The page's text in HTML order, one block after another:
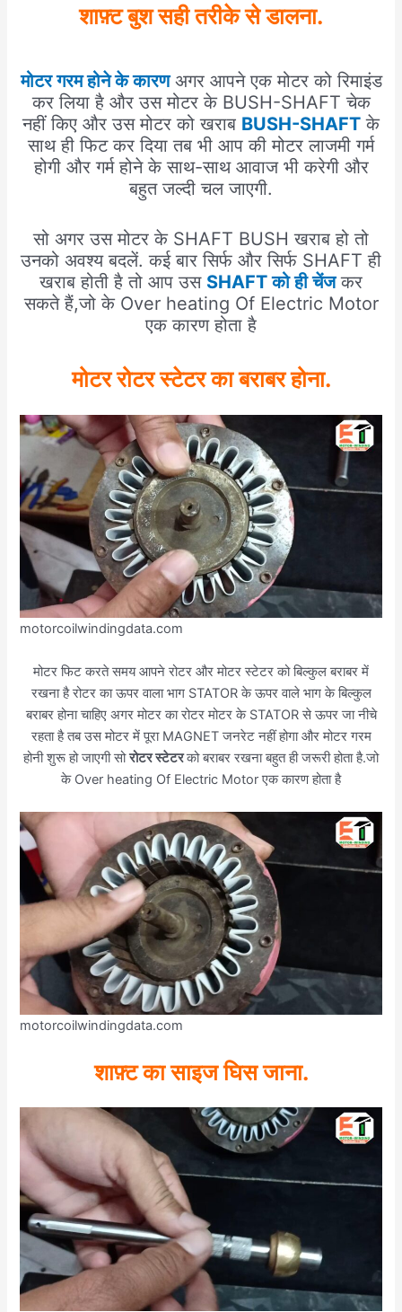
शाफ़्ट बुश सही तरीके से डालना.
मोटर गरम होने के कारणअगर आपने एक मोटर को रिमाइंड
कर लिया है और उस मोटर के BUSH-SHAFT चेक
नहीं किए और उस मोटर को खराब BUSH-SHAFT के
साथ ही फिट कर दिया तब भी आप की मोटर लाजमी गर्म
होगी और गर्म होने के साथ-साथ आवाज भी करेगी और
बहुत जल्दी चल जाएगी.
सो अगर उस मोटर के SHAFT BUSH खराब हो तो
उनको अवश्य बदलें. कई बार सिर्फ और सिर्फ SHAFT ही
खराब होती है तो आप उस SHAFT को ही चेंजकर
सकते हैं,जो के Over heating Of Electric Motor
एक कारण होता है
मोटर रोटर स्टेटर का बराबर होना.
motorcoilwindingdata.com
मोटर फिट करते समय आपने रोटर और मोटर स्टेटर को बिल्कुल बराबर में
रखना है रोटर का ऊपर वाला भाग STATOR के ऊपर वाले भाग के बिल्कुल
बराबर होना चाहिए अगर मोटर का रोटर मोटर के STATOR से ऊपर जा नीचे
रहता है तब उस मोटर में पूरा MAGNET जनरेट नहीं होगा और मोटर गरम
होनी शुरू हो जाएगी सोरोटर स्टेटरको बराबर रखना बहुत ही जरूरी होता है.जो
के Over heating Of Electric Motor एक कारण होता है
motorcoilwindingdata.com
शाफ़्ट का साइज घिस जाना.